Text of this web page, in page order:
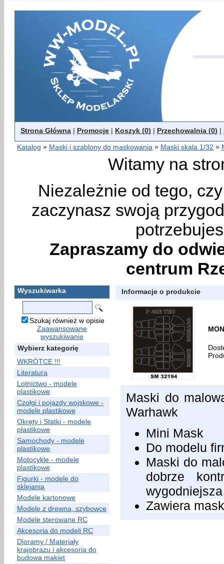
Strona Główna | Promocje | Koszyk (0) | Przechowalnia (0) |
Katalog » Maski i szablony do maskowania » Maski skala 1/32 »
Witamy na
Niezależnie od tego,
zaczynasz swoją
Zapraszamy do
centrum
Wyszukiwarka
Szukaj również w opisie
Zaawansowane
wyszukiwanie
Wybierz kategorię
WKRÓTCE !!!
Literatura
Lotnictwo - modele
plastikowe
Czołgi i pojazdy wojskowe -
modele plastikowe
Okręty i Statki - modele
plastikowe
Samochody - modele
plastikowe
Motocykle - modele
plastikowe
Figurki - modele do
sklejania
Modele kartonowe
Modele z drewna, szybowce
Modele sterowane RC
Akcesoria do modeli RC
Dioramy / Materiały
krajobrazu i akcesoria do
budowa makiet
Informacje o produkcie
Maski do
Warhawk
Mini Mask
Do modelu
Maski do
dobrze
Zawiera